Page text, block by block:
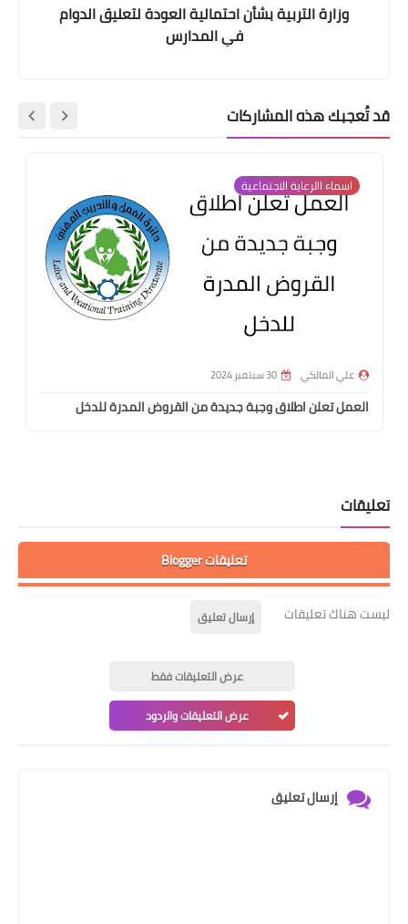
وزارة التربية بشأن احتمالية العودة لتعليق الدوام
في المدارس
قد تُعجبك هذه المشاركات
اسماء االرعاية الاجتماعية
علي المالكي 30 سبتمبر 2024
العمل تعلن اطلاق وجبة جديدة من القروض المدرة للدخل
تعليقات
تعليقات Blogger
ليست هناك تعليقات إرسال تعليق
عرض التعليقات فقط
عرض التعليقات والردود
إرسال تعليق